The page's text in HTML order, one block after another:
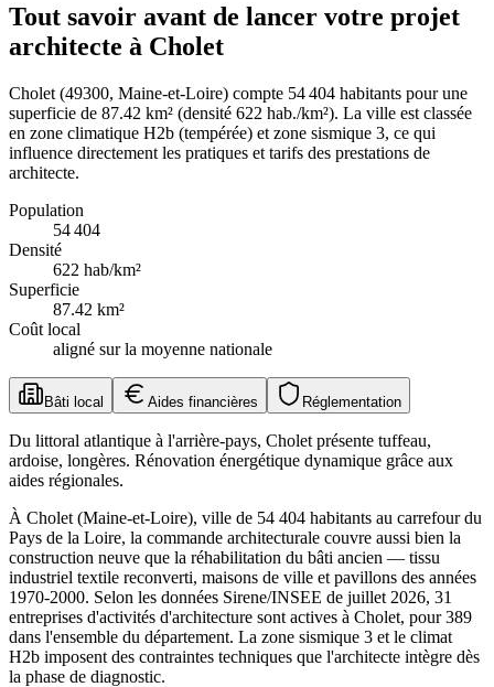
Tout savoir avant de lancer votre projet
architecte à Cholet
Cholet (49300, Maine-et-Loire) compte 54 404 habitants pour une
superficie de 87.42 km² (densité 622 hab./km²). La ville est classée
en zone climatique H2b (tempérée) et zone sismique 3, ce qui
influence directement les pratiques et tarifs des prestations de
architecte.
Population
54 404
Densité
622 hab/km²
Superficie
87.42 km²
Coût local
aligné sur la moyenne nationale
Bâti local Aides financières Réglementation
Du littoral atlantique à l'arrière-pays, Cholet présente tuffeau,
ardoise, longères. Rénovation énergétique dynamique grâce aux
aides régionales.
À Cholet (Maine-et-Loire), ville de 54 404 habitants au carrefour du
Pays de la Loire, la commande architecturale couvre aussi bien la
construction neuve que la réhabilitation du bâti ancien — tissu
industriel textile reconverti, maisons de ville et pavillons des années
1970-2000. Selon les données Sirene/INSEE de juillet 2026, 31
entreprises d'activités d'architecture sont actives à Cholet, pour 389
dans l'ensemble du département. La zone sismique 3 et le climat
H2b imposent des contraintes techniques que l'architecte intègre dès
la phase de diagnostic.